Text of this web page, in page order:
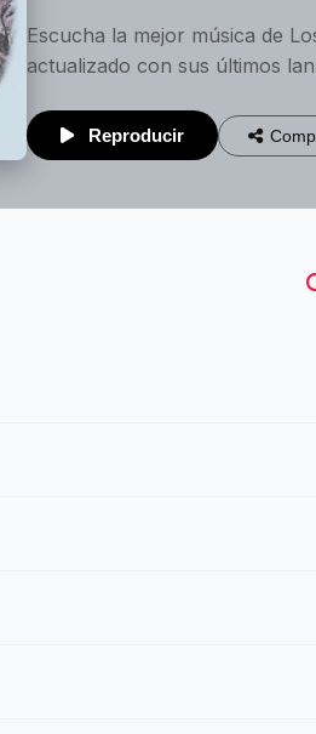
Escucha la mejor música de
actualizado con sus últimos
Reproducir